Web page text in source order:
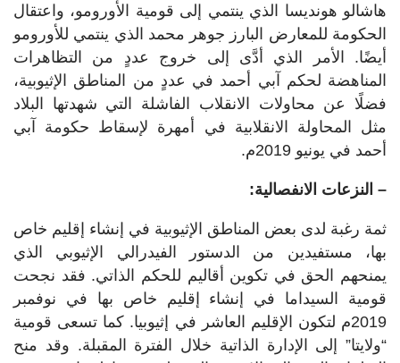
هاشالو هونديسا الذي ينتمي إلى قومية الأورومو، واعتقال
الحكومة للمعارض البارز جوهر محمد الذي ينتمي للأورومو
أيضًا. الأمر الذي أدَّى إلى خروج عددٍ من التظاهرات
المناهضة لحكم آبي أحمد في عددٍ من المناطق الإثيوبية،
فضلًا عن محاولات الانقلاب الفاشلة التي شهدتها البلاد
مثل المحاولة الانقلابية في أمهرة لإسقاط حكومة آبي
أحمد في يونيو 2019م.
– النزعات الانفصالية:
ثمة رغبة لدى بعض المناطق الإثيوبية في إنشاء إقليم خاص
بها، مستفيدين من الدستور الفيدرالي الإثيوبي الذي
يمنحهم الحق في تكوين أقاليم للحكم الذاتي. فقد نجحت
قومية السيداما في إنشاء إقليم خاص بها في نوفمبر
2019م لتكون الإقليم العاشر في إثيوبيا. كما تسعى قومية
“ولايتا” إلى الإدارة الذاتية خلال الفترة المقبلة. وقد منح